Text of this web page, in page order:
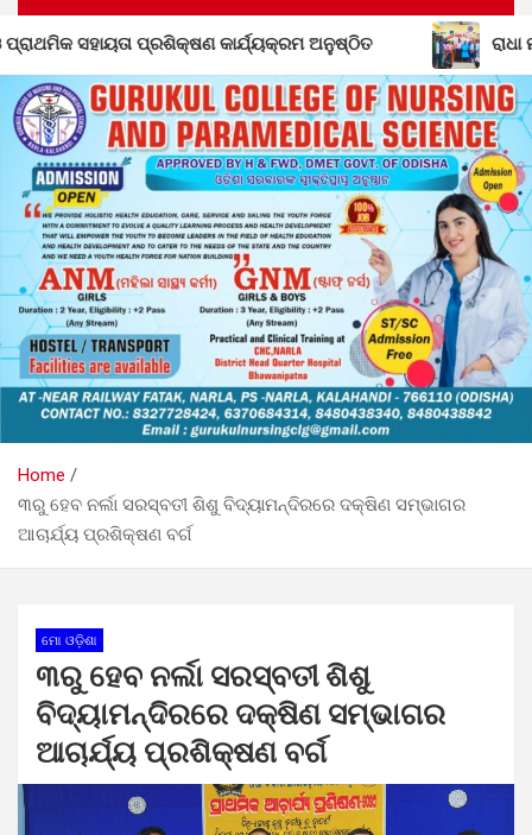
ଅନୁଷ୍ଠିତ ରାଧା ମାଧବ ନିଶୁଳ୍କ ଶିକ୍ଷା ନିକେତନର
Home
୩ରୁ ହେବ ନର୍ଲା ସରସ୍ବତୀ ଶିଶୁ ବିଦ୍ୟାମନ୍ଦିରରେ ଦକ୍ଷିଣ ସମ୍ଭାଗର
ଆଚାର୍ଯ୍ୟ ପ୍ରଶିକ୍ଷଣ ବର୍ଗ
ମୋ ଓଡ଼ିଶା
୩ରୁ ହେବ ନର୍ଲା ସରସ୍ବତୀ ଶିଶୁ
ବିଦ୍ୟାମନ୍ଦିରରେ ଦକ୍ଷିଣ ସମ୍ଭାଗର
ଆଚାର୍ଯ୍ୟ ପ୍ରଶିକ୍ଷଣ ବର୍ଗ